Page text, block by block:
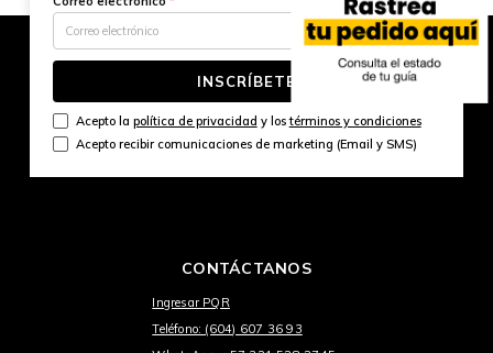
INSCRÍBETE
Acepto la política de privacidad y lostérminos y condiciones
Acepto recibir comunicaciones de marketing (Email y SMS)
CONTÁCTANOS
Ingresar PQR
Teléfono: (604) 607 36 93